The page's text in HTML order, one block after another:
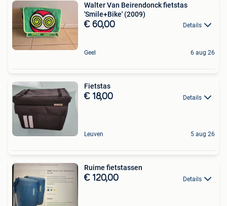
Walter Van Beirendonck fietstas
'Smile+Bike' (2009)
€ 60,00 Details
Geel 6 aug 26
Fietstas
€ 18,00 Details
Leuven 5 aug 26
Ruime fietstassen
€ 120,00 Details